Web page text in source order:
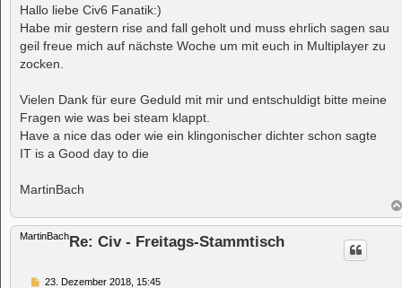
i
t
r
a
g
Hallo liebe Civ6 Fanatik:)
Habe mir gestern rise and fall geholt und muss ehrlich sagen sau
geil freue mich auf nächste Woche um mit euch in Multiplayer zu
zocken.
Vielen Dank für eure Geduld mit mir und entschuldigt bitte meine
Fragen wie was bei steam klappt.
Have a nice das oder wie ein klingonischer dichter schon sagte
IT is a Good day to die
MartinBach
MartinBachRe: Civ - Freitags-Stammtisch
B23. Dezember 2018, 15:45